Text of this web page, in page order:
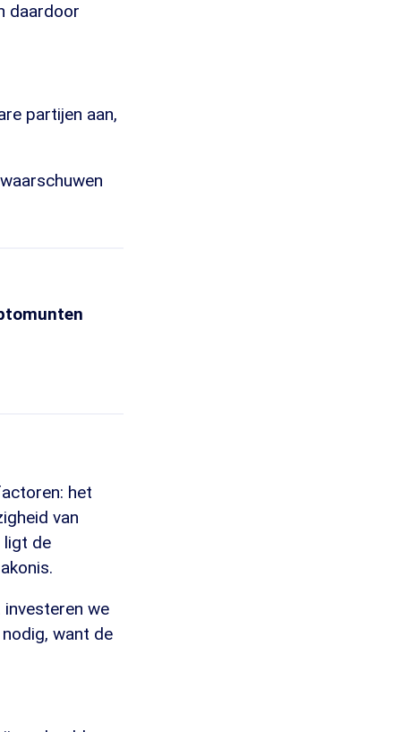
daardoor
partijen aan,
het
van
ligt de
we
want de